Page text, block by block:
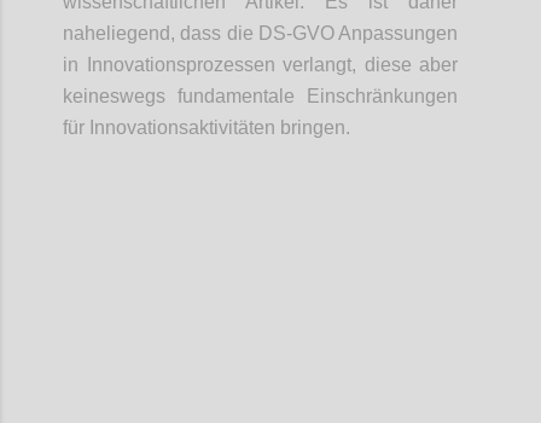
naheliegend, dass die DS-GVO Anpassungen
in Innovationsprozessen verlangt, diese aber
keineswegs fundamentale Einschränkungen
für Innovationsaktivitäten bringen.